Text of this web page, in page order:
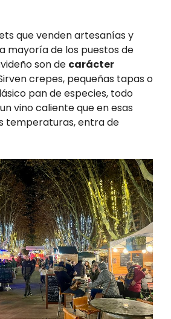
que venden artesanías y
mayoría de los puestos de
son de carácter
crepes, pequeñas tapas o
pan de especies, todo
vino caliente que en esas
temperaturas, entra de